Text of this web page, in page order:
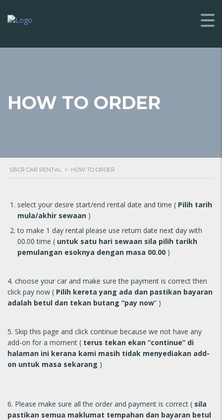
HOW TO ORDER
SBCR CAR RENTAL > HOW TO ORDER
select your desire start/end rental date and time ( Pilih tarih
mula/akhir sewaan )
to make 1 day rental please use return date next day with
00.00 time ( untuk satu hari sewaan sila pilih tarikh
pemulangan esoknya dengan masa 00.00 )
4. choose your car and make sure the payment is correct then
click pay now ( Pilih kereta yang ada dan pastikan bayaran
adalah betul dan tekan butang “pay now” )
5. Skip this page and click continue because we not have any
add-on for a moment ( terus tekan ekan “continue” di
halaman ini kerana kami masih tidak menyediakan add-
on untuk masa sekarang )
6. Please make sure all the order and payment is correct ( sila
pastikan semua maklumat tempahan dan bayaran betul